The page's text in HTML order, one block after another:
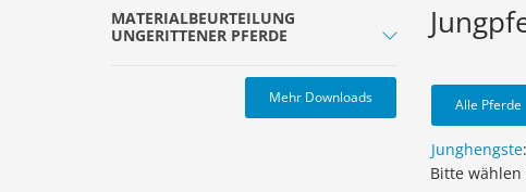
MATERIALBEURTEILUNG
UNGERITTENER PFERDE
Mehr Downloads Alle Pferde
Junghengste:
Bitte wählen